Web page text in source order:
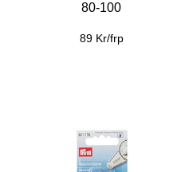
80-100
89 Kr/frp